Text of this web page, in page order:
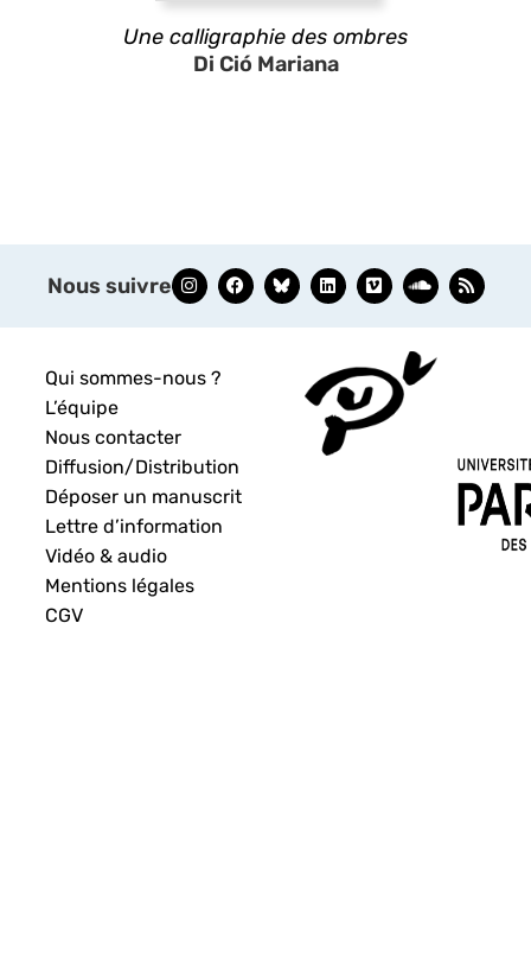
Une calligraphie des ombres
Di Ció Mariana
Nous suivre
Qui sommes-nous ?
L’équipe
Nous contacter
Diffusion/Distribution
Déposer un manuscrit
Lettre d’information
Vidéo & audio
Mentions légales
CGV